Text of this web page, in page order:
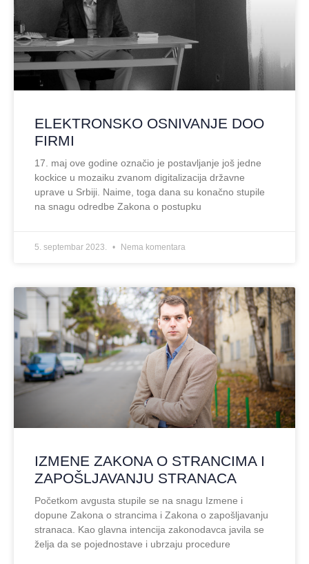
ELEKTRONSKO OSNIVANJE DOO
FIRMI
17. maj ove godine označio je postavljanje još jedne
kockice u mozaiku zvanom digitalizacija državne
uprave u Srbiji. Naime, toga dana su konačno stupile
na snagu odredbe Zakona o postupku
5. septembar 2023. Nema komentara
IZMENE ZAKONA O STRANCIMA I
ZAPOŠLJAVANJU STRANACA
Početkom avgusta stupile se na snagu Izmene i
dopune Zakona o strancima i Zakona o zapošljavanju
stranaca. Kao glavna intencija zakonodavca javila se
želja da se pojednostave i ubrzaju procedure